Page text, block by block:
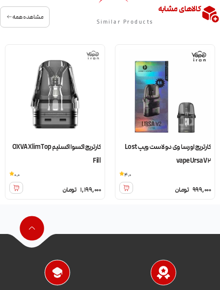
کالاهای مشابه
Similar Products
مشاهده همه
کارتریج اورسا وی دو لاست ویپ Lost
vape Ursa V2
999,000 تومان
4.0
کارتریج اکسوا اکسلیم OXVA Xlim Top
Fill
1,199,000 تومان
0.0